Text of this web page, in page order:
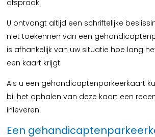
afspraak.
U ontvangt altijd een schriftelijke
niet toekennen van een
is afhankelijk van uw situatie hoe lang
een kaart krijgt.
Als u een gehandicaptenparkeerkaart
bij het ophalen van deze kaart een
inleveren.
Een